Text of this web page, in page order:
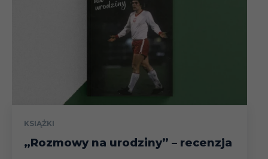
KSIĄŻKI
„Rozmowy na urodziny” – recenzja